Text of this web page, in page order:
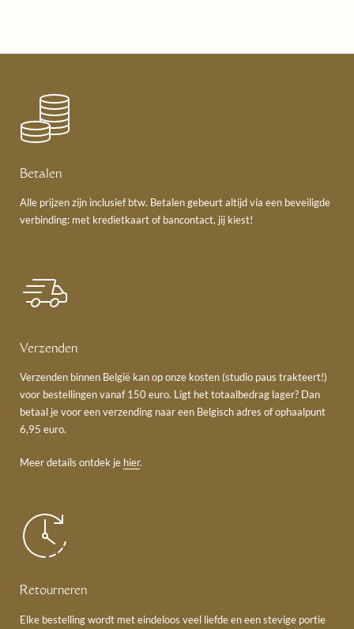
Betalen
Alle prijzen zijn inclusief btw. Betalen gebeurt altijd via een beveiligde
verbinding: met kredietkaart of bancontact, jij kiest!
Verzenden
Verzenden binnen België kan op onze kosten (studio paus trakteert!)
voor bestellingen vanaf 150 euro. Ligt het totaalbedrag lager? Dan
betaal je voor een verzending naar een Belgisch adres of ophaalpunt
6,95 euro.
Meer details ontdek je hier.
Retourneren
Elke bestelling wordt met eindeloos veel liefde en een stevige portie